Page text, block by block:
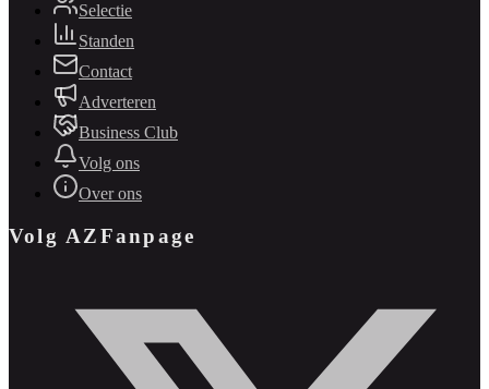
Selectie
Standen
Contact
Adverteren
Business Club
Volg ons
Over ons
Volg AZFanpage